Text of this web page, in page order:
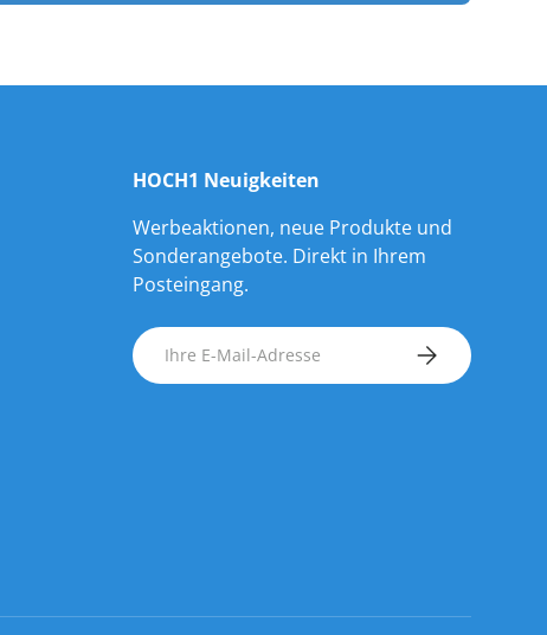
HOCH1 Neuigkeiten
Werbeaktionen, neue Produkte und
Sonderangebote. Direkt in Ihrem
Posteingang.
E-Mail ABONNIEREN